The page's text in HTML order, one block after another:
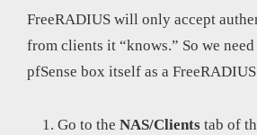
FreeRADIUS will only accept
from clients it “knows.” So we
pfSense box itself as a
Go to the NAS/Clients tab of